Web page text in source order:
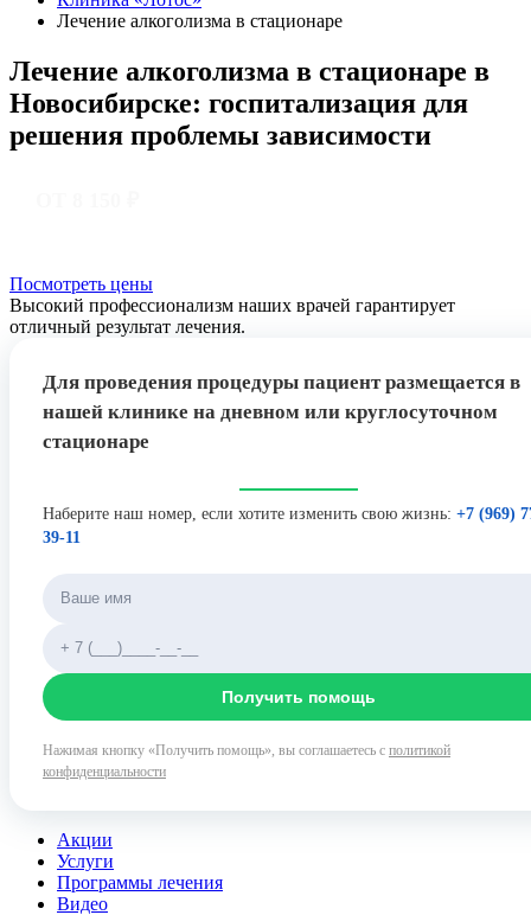
Лечение алкоголизма в стационаре
Лечение алкоголизма в стационаре в
Новосибирске: госпитализация для
решения проблемы зависимости
Посмотреть цены
Высокий профессионализм наших врачей гарантирует
отличный результат лечения.
Для проведения процедуры пациент размещается в
нашей клинике на дневном или круглосуточном
стационаре
Наберите наш номер, если хотите изменить свою жизнь: +7 (969)
39-11
Получить помощь
Нажимая кнопку «Получить помощь», вы соглашаетесь с политикой
конфиденциальности
Акции
Услуги
Программы лечения
Видео